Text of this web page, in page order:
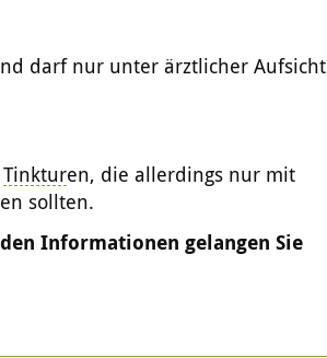
darf nur unter ärztlicher Aufsicht
Tinkturen, die allerdings nur mit
sollten.
Informationen gelangen Sie